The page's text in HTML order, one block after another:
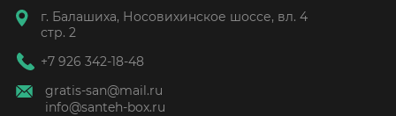
г. Балашиха, Носовихинское шоссе, вл. 4
стр. 2
+7 926 342-18-48
gratis-san@mail.ru
info@santeh-box.ru